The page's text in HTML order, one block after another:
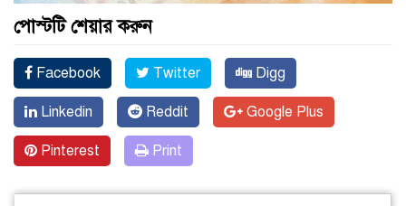
পোস্টটি শেয়ার করুন
Facebook Twitter Digg
Linkedin Reddit Google Plus
Pinterest Print